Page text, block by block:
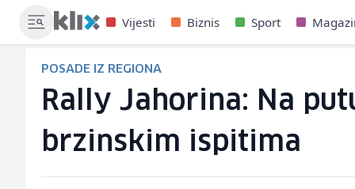
Vijesti Biznis Sport
POSADE IZ REGIONA
Rally Jahorina: Na
brzinskim ispitima